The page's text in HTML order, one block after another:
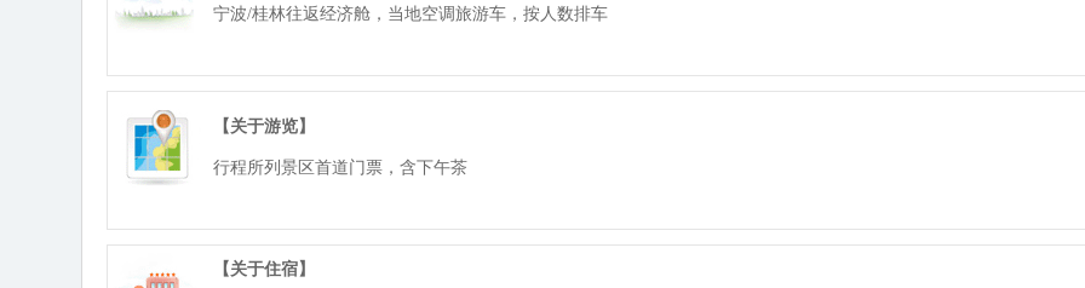
宁波/桂林往返经济舱，当地空调旅游车，按人数排车
【关于游览】
行程所列景区首道门票，含下午茶
【关于住宿】